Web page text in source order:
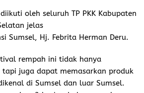
oleh seluruh TP PKK Kabupaten
jelas
Sumsel, Hj. Febrita Herman Deru.
rempah ini tidak hanya
juga dapat memasarkan produk
di Sumsel dan luar Sumsel.